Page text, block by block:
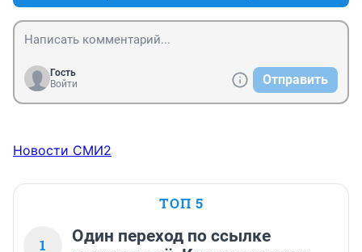
Гость
Войти
Отправить
Новости СМИ2
ТОП 5
1
Один переход по ссылке